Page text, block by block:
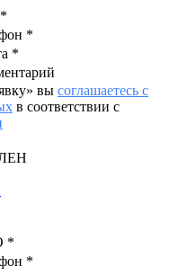
*
*
*
вы соглашаетесь с
в соответствии с
*
*